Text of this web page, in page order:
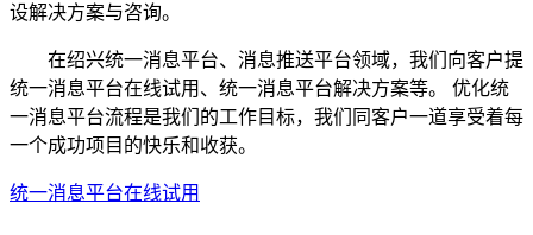
设解决方案与咨询。
在绍兴统一消息平台、消息推送平台领域，我们向客户提
统一消息平台在线试用、统一消息平台解决方案等。 优化统
一消息平台流程是我们的工作目标，我们同客户一道享受着每
一个成功项目的快乐和收获。
统一消息平台在线试用